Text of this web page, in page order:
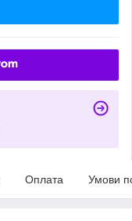
Оплата Умови